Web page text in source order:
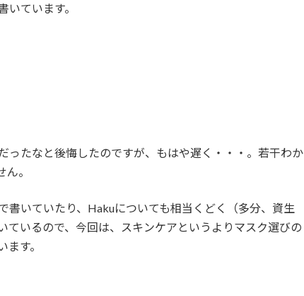
いています。
ったなと後悔したのですが、もはや遅く・・・。若干わか
。
書いていたり、Hakuについても相当くどく（多分、資生
ているので、今回は、スキンケアというよりマスク選びの
す。